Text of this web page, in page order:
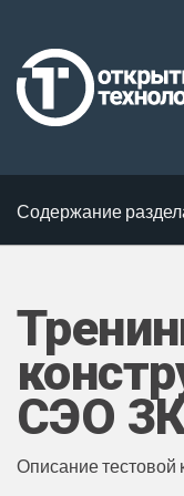
Содержание
СЭО
Описание тестовой